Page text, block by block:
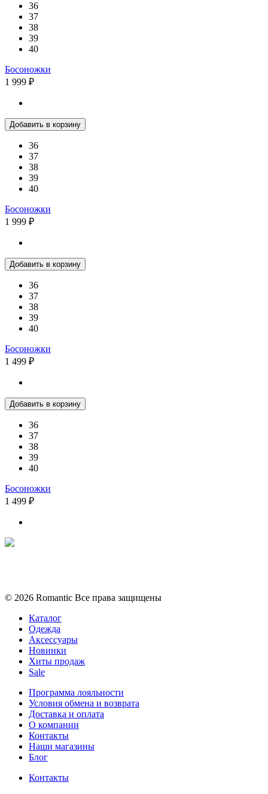
36
37
38
39
40
Босоножки
1 999 ₽
Добавить в корзину
36
37
38
39
40
Босоножки
1 999 ₽
Добавить в корзину
36
37
38
39
40
Босоножки
1 499 ₽
Добавить в корзину
36
37
38
39
40
Босоножки
1 499 ₽
© 2026 Romantic Все права защищены
Каталог
Одежда
Аксессуары
Новинки
Хиты продаж
Sale
Программа лояльности
Условия обмена и возврата
Доставка и оплата
О компании
Контакты
Наши магазины
Блог
Контакты